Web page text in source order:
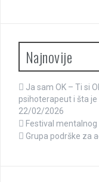
Najnovije
Ja sam OK – Ti si
psihoterapeut i šta je
22/02/2026
Festival
Grupa podrške za